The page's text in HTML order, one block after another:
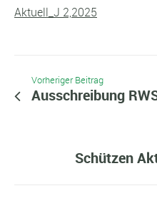
Aktuell_J 2,2025
Vorheriger Beitrag
Ausschreibung
Schützen